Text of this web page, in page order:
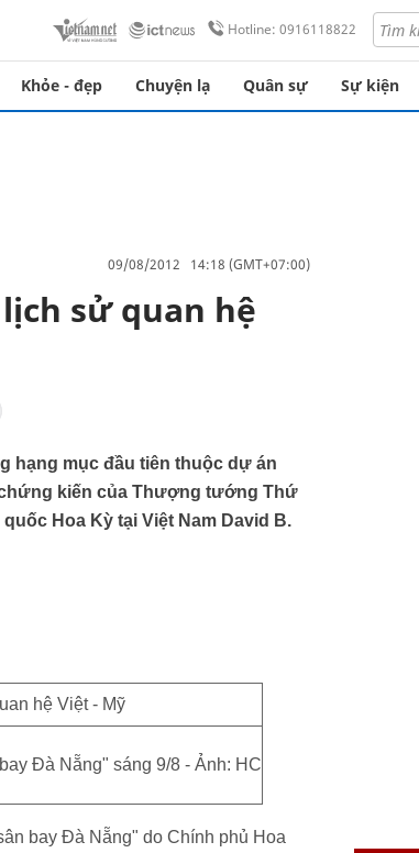
Hotline: 0916118822
Khỏe - đẹp Chuyện lạ Quân sự Sự kiện
09/08/2012 14:18 (GMT+07:00)
sử quan hệ
hạng mục đầu tiên thuộc dự án
kiến của Thượng tướng Thứ
Hoa Kỳ tại Việt Nam David B.
Đà Nẵng" sáng 9/8 - Ảnh: HC
bay Đà Nẵng" do Chính phủ Hoa